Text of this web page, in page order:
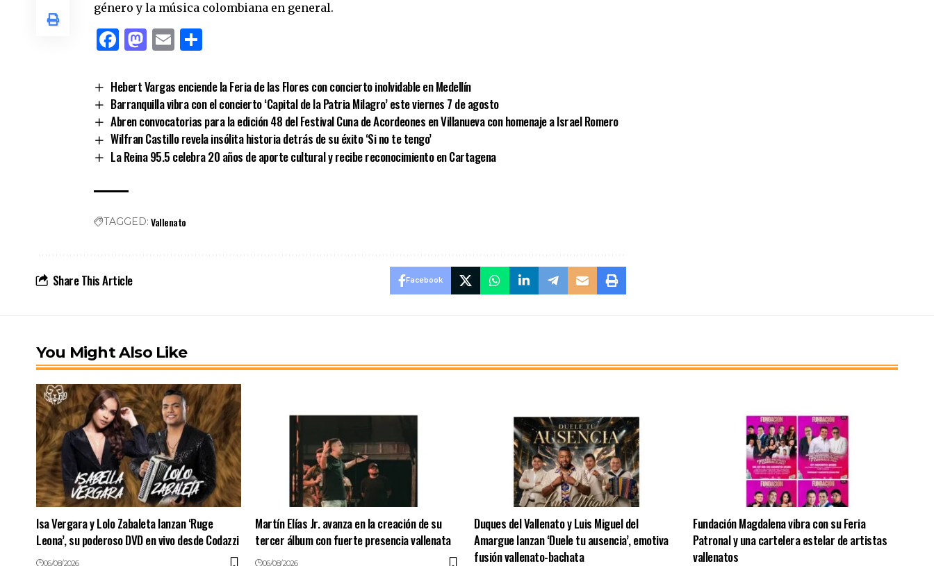
género y la música colombiana en general.
Facebook
Mastodon
Email
Hebert Vargas enciende la Feria de las Flores con concierto inolvidable en Medellín
Barranquilla vibra con el concierto ‘Capital de la Patria Milagro’ este viernes 7 de agosto
Abren convocatorias para la edición 48 del Festival Cuna de Acordeones en Villanueva con homenaje a Israel Romero
Wilfran Castillo revela insólita historia detrás de su éxito ‘Si no te tengo’
La Reina 95.5 celebra 20 años de aporte cultural y recibe reconocimiento en Cartagena
TAGGED: Vallenato
Share This Article Facebook
You Might Also Like
Isa Vergara y Lolo Zabaleta lanzan ‘Ruge
Leona’, su poderoso DVD en vivo desde Codazzi
06/08/2026
Martín Elías Jr. avanza en la creación de su
tercer álbum con fuerte presencia vallenata
06/08/2026
Duques del Vallenato y Luis Miguel del
Amargue lanzan ‘Duele tu ausencia’, emotiva
fusión vallenato-bachata
Fundación Magdalena vibra con su Feria
Patronal y una cartelera estelar de artistas
vallenatos